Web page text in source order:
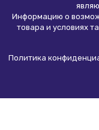
Информацию о
товара и условиях
Политика